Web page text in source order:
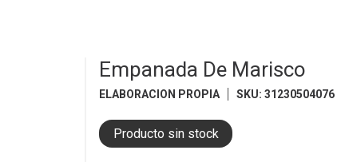
Empanada De Marisco
ELABORACION PROPIA SKU:31230504076
Producto sin stock